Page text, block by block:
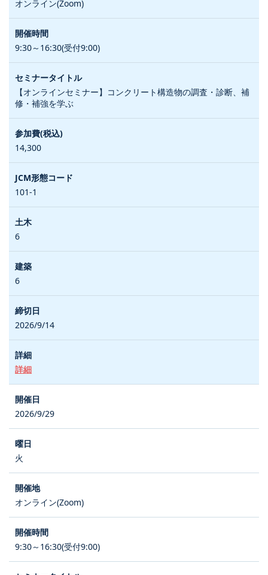
オンライン(Zoom)
9:30～16:30(受付9:00)
【オンラインセミナー】コンクリート構造物の調査・診断、補
修・補強を学ぶ
14,300
101-1
6
6
2026/9/14
詳細
2026/9/29
火
オンライン(Zoom)
9:30～16:30(受付9:00)